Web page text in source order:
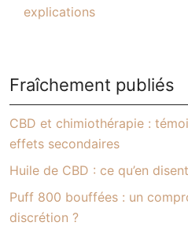
explications
Fraîchement publiés
CBD et chimiothérapie :
effets secondaires
Huile de CBD : ce qu’en
Puff 800 bouffées : un
discrétion ?